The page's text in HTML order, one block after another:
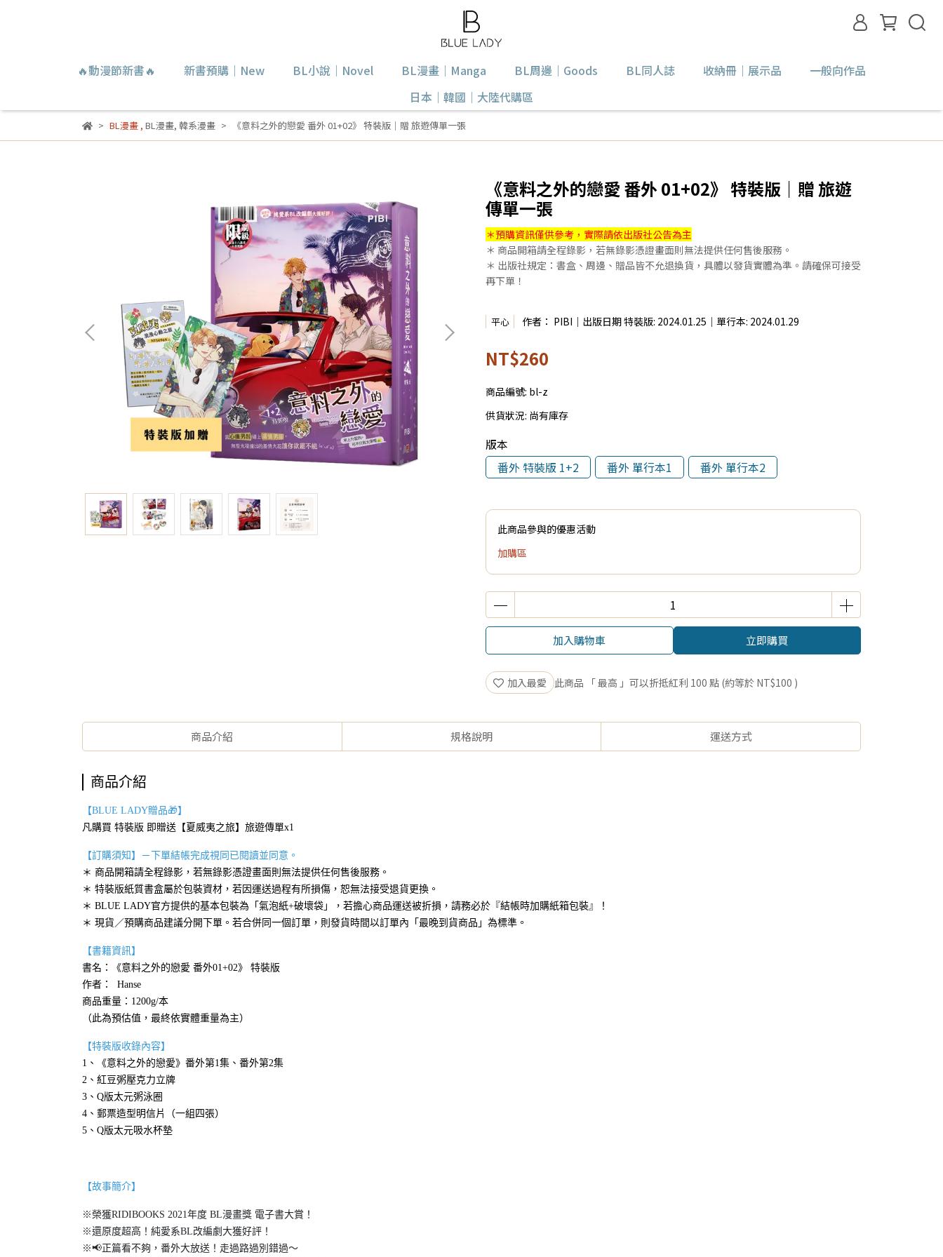
🔥動漫節新書🔥 新書預購｜New BL小說｜Novel BL漫畫｜Manga BL周邊｜Goods BL同人誌 收納冊｜展示品
一般向作品
日本｜韓國｜大陸代購區
BL漫畫, BL漫畫, 韓系漫畫 《意料之外的戀愛 番外 01+02》 特裝版｜贈 旅遊傳單一張
《意料之外的戀愛 番外 01+02》 特裝版｜贈 旅遊
傳單一張
＊預購資訊僅供參考，實際請依出版社公告為主
＊ 商品開箱請全程錄影，若無錄影憑證畫面則無法提供任何售後服務。
＊ 出版社規定：書盒、周邊、贈品皆不允退換貨，具體以發貨實體為準。請確保可接受
再下單！
平心 作者： PIBI｜出版日期 特裝版: 2024.01.25｜單行本: 2024.01.29
NT$260
商品編號: bl-z
供貨狀況: 尚有庫存
版本
番外 特裝版 1+2
番外 單行本1 番外 單行本2
此商品參與的優惠活動
加購區
加入購物車 立即購買
加入最愛 此商品 「 最高 」可以折抵紅利 100 點 (約等於 NT$100 )
商品介紹 規格說明 運送方式
商品介紹
【BLUE LADY贈品🎁】
凡購買 特裝版 即贈送【夏威夷之旅】旅遊傳單x1
【訂購須知】－下單結帳完成視同已閱讀並同意。
＊ 商品開箱請全程錄影，若無錄影憑證畫面則無法提供任何售後服務。
＊ 特裝版紙質書盒屬於包裝資材，若因運送過程有所損傷，恕無法接受退貨更換。
＊ BLUE LADY官方提供的基本包裝為「氣泡紙+破壞袋」，若擔心商品運送被折損，請務必於『結帳時加購紙箱包裝』！
＊ 現貨／預購商品建議分開下單。若合併同一個訂單，則發貨時間以訂單內「最晚到貨商品」為標準。
【書籍資訊】
書名：《意料之外的戀愛 番外01+02》 特裝版
作者： Hanse
商品重量：1200g/本
（此為預估值，最終依實體重量為主）
【特裝版收錄內容】
1、《意料之外的戀愛》番外第1集、番外第2集
2、紅豆粥壓克力立牌
3、Q版太元粥泳圈
4、郵票造型明信片（一組四張）
5、Q版太元吸水杯墊
【故事簡介】
※榮獲RIDIBOOKS 2021年度 BL漫畫獎 電子書大賞！
※還原度超高！純愛系BL改編劇大獲好評！
※📢正篇看不夠，番外大放送！走過路過別錯過～